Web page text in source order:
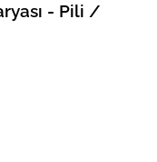
- Pili /